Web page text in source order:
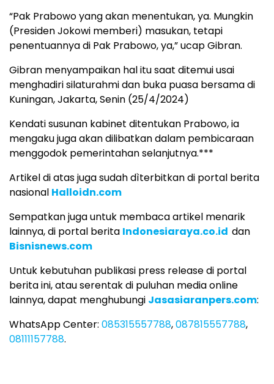
“Pak Prabowo yang akan menentukan, ya. Mungkin
(Presiden Jokowi memberi) masukan, tetapi
penentuannya di Pak Prabowo, ya,” ucap Gibran.
Gibran menyampaikan hal itu saat ditemui usai
menghadiri silaturahmi dan buka puasa bersama di
Kuningan, Jakarta, Senin (25/4/2024)
Kendati susunan kabinet ditentukan Prabowo, ia
mengaku juga akan dilibatkan dalam pembicaraan
menggodok pemerintahan selanjutnya.***
Artikel di atas juga sudah dìterbitkan di portal berita
nasional Halloidn.com
Sempatkan juga untuk membaca artikel menarik
lainnya, di portal berita Indonesiaraya.co.id dan
Bisnisnews.com
Untuk kebutuhan publikasi press release di portal
berita ini, atau serentak di puluhan media online
lainnya, dapat menghubungi Jasasiaranpers.com:
WhatsApp Center: 085315557788,087815557788,
08111157788.